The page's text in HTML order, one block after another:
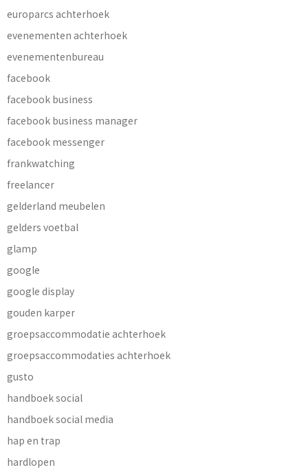
europarcs achterhoek
evenementen achterhoek
evenementenbureau
facebook
facebook business
facebook business manager
facebook messenger
frankwatching
freelancer
gelderland meubelen
gelders voetbal
glamp
google
google display
gouden karper
groepsaccommodatie achterhoek
groepsaccommodaties achterhoek
gusto
handboek social
handboek social media
hap en trap
hardlopen